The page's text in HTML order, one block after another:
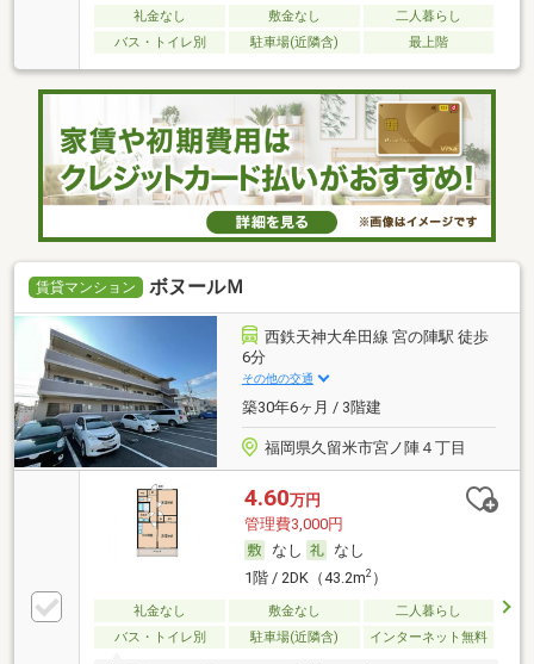
礼金なし 敷金なし
二人暮らし
バス・トイレ別
駐車場(近隣含) 最上階
賃貸マンション ボヌールＭ
西鉄天神大牟田線 宮の陣駅 徒歩
6分
その他の交通
築30年6ヶ月 / 3階建
福岡県久留米市宮ノ陣４丁目
4.60万円
管理費3,000円
なし
なし
1階 / 2DK（43.2m2）
礼金なし 敷金なし
二人暮らし
バス・トイレ別
駐車場(近隣含) インターネット無料